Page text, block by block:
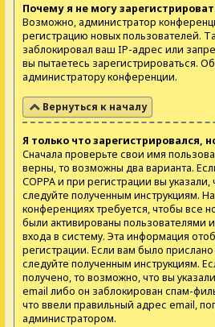
Почему я не могу
Возможно, администратор
регистрацию новых пользователей.
заблокировал ваш IP-адрес или
вы пытаетесь зарегистрироваться.
администратору конференции.
Вернуться к началу
Я только что зарегистрировался,
Сначала проверьте свои имя
верны, то возможны два варианта.
COPPA и при регистрации вы
следуйте полученным инструкциям.
конференциях требуется, чтобы все
были активированы пользователями
входа в систему. Эта информация
регистрации. Если вам было
следуйте полученным инструкциям.
получено, то возможно, что вы
email либо он заблокирован спам-
что ввели правильный адрес email,
администратором.